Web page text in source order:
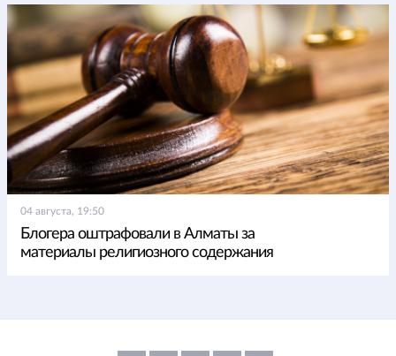
04 августа, 19:50
Блогера оштрафовали в Алматы за
материалы религиозного содержания